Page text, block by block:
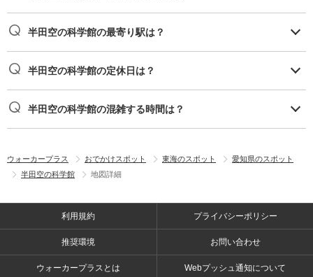
半田空の科学館の最寄り駅は？
半田空の科学館の定休日は？
半田空の科学館の混雑する時間は？
ウォーカープラス おでかけスポット 東海のスポット
愛知県のスポット
半田空の科学館
地図詳細
利用規約 プライバシーポリシー
推奨環境 お問い合わせ
ウォーカープラスとは Webプッシュ通知について